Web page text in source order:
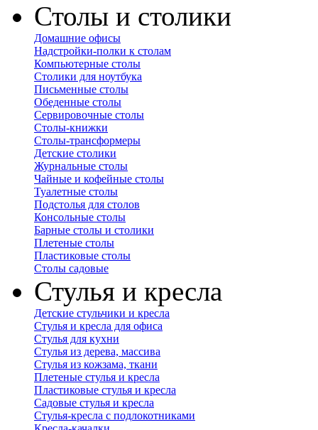
Столы и столики
Домашние офисы
Надстройки-полки к столам
Компьютерные столы
Столики для ноутбука
Письменные столы
Обеденные столы
Сервировочные столы
Столы-книжки
Столы-трансформеры
Детские столики
Журнальные столы
Чайные и кофейные столы
Туалетные столы
Подстолья для столов
Консольные столы
Барные столы и столики
Плетеные столы
Пластиковые столы
Столы садовые
Стулья и кресла
Детские стульчики и кресла
Стулья и кресла для офиса
Стулья для кухни
Стулья из дерева, массива
Стулья из кожзама, ткани
Плетеные стулья и кресла
Пластиковые стулья и кресла
Садовые стулья и кресла
Стулья-кресла с подлокотниками